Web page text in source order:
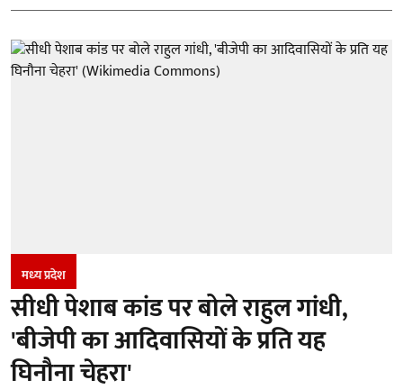
मध्‍य प्रदेश
सीधी पेशाब कांड पर बोले राहुल गांधी,
'बीजेपी का आदिवासियों के प्रति यह
घिनौना चेहरा'